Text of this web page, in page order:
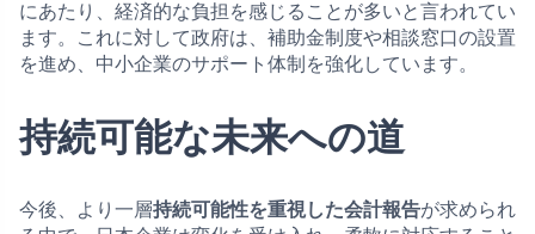
にあたり、経済的な負担を感じることが多いと言われてい
ます。これに対して政府は、補助金制度や相談窓口の設置
を進め、中小企業のサポート体制を強化しています。
持続可能な未来への道
今後、より一層持続可能性を重視した会計報告が求められ